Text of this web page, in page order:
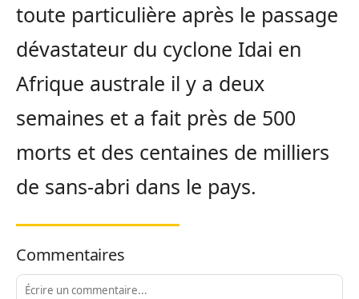
toute particulière après le passage
dévastateur du cyclone Idai en
Afrique australe il y a deux
semaines et a fait près de 500
morts et des centaines de milliers
de sans-abri dans le pays.
Commentaires